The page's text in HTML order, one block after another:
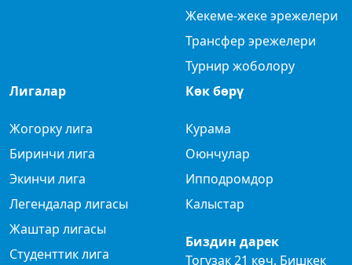
Жекеме-жеке эрежелери
Трансфер эрежелери
Турнир жоболору
Лигалар
Жогорку лига
Биринчи лига
Экинчи лига
Легендалар лигасы
Жаштар лигасы
Студенттик лига
Көк бөрү
Курама
Оюнчулар
Ипподромдор
Калыстар
Биздин дарек
Тогузак 21 көч. Бишкек